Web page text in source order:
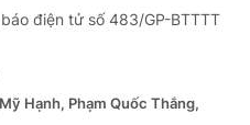
điện tử số 483/GP-BTTTT
Hạnh, Phạm Quốc Thắng,